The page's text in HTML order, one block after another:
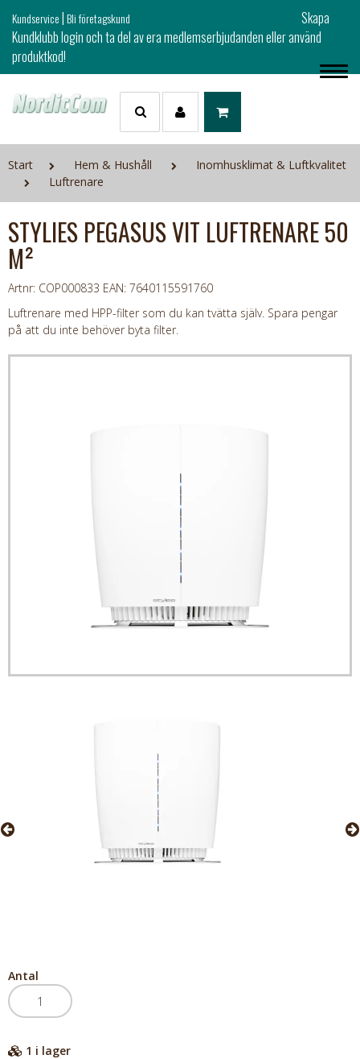
Kundservice|Bli företagskund
Skapa
Kundklubb login och ta del av era medlemserbjudanden eller använd
produktkod!
Start Hem & Hushåll
Inomhusklimat & Luftkvalitet
Luftrenare
STYLIES PEGASUS VIT LUFTRENARE 50
M²
Artnr: COP000833 EAN: 7640115591760
Luftrenare med HPP-filter som du kan tvätta själv. Spara pengar
på att du inte behöver byta filter.
Antal
1 i lager